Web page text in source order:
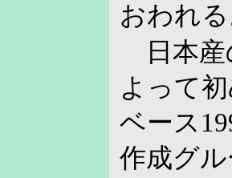
おわれる
日本産
よって
ベース
作成グ